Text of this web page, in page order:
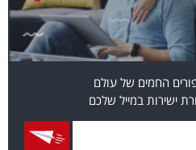
החמים של עולם
ישירות במייל שלכם